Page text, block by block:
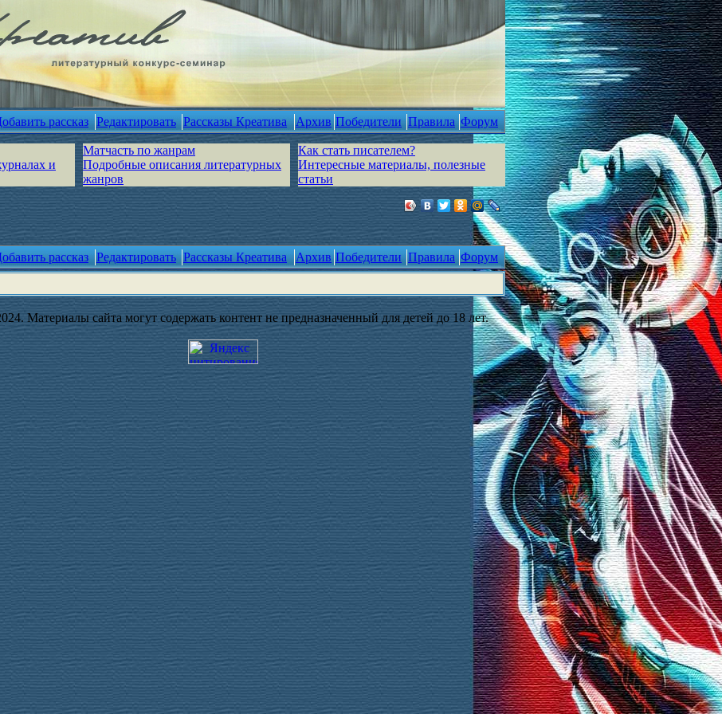
рассказ Редактировать Рассказы Креатива Архив Победители Правила Форум
и
Матчасть по жанрам
Подробные описания литературных
жанров
Как стать писателем?
Интересные материалы, полезные
статьи
рассказ Редактировать Рассказы Креатива Архив Победители Правила Форум
Материалы сайта могут содержать контент не предназначенный для детей до 18 лет.